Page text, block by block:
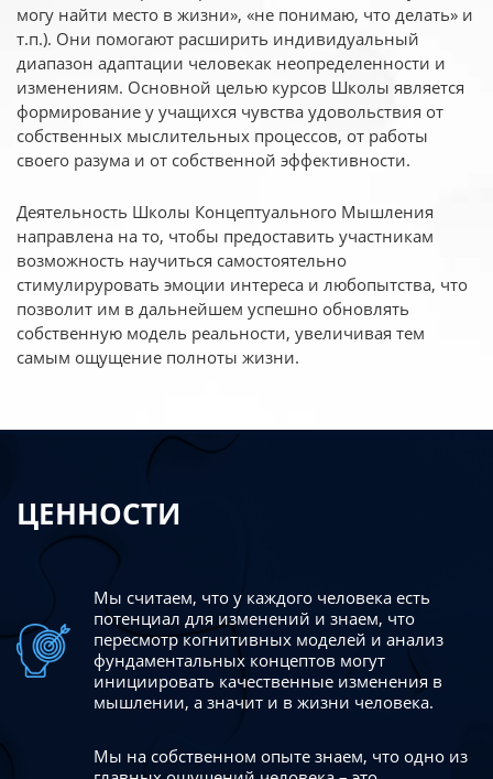
могу найти место в жизни», «не понимаю, что делать» и
т.п.). Они помогают расширить индивидуальный
диапазон адаптации человекак неопределенности и
изменениям. Основной целью курсов Школы является
формирование у учащихся чувства удовольствия от
собственных мыслительных процессов, от работы
своего разума и от собственной эффективности.
Деятельность Школы Концептуального Мышления
направлена на то, чтобы предоставить участникам
возможность научиться самостоятельно
стимулируровать эмоции интереса и любопытства, что
позволит им в дальнейшем успешно обновлять
собственную модель реальности, увеличивая тем
самым ощущение полноты жизни.
ЦЕННОСТИ
Мы считаем, что у каждого человека есть
потенциал для изменений и знаем, что
пересмотр когнитивных моделей и анализ
фундаментальных концептов могут
инициировать качественные изменения в
мышлении, а значит и в жизни человека.
Мы на собственном опыте знаем, что одно из